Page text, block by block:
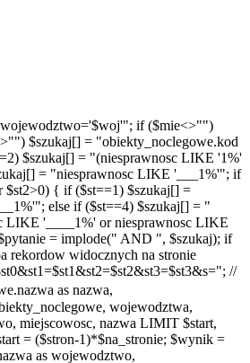
if ($mie<>"")
$szukaj[] = "obiekty_noclegowe.kod
$szukaj[] = "(niesprawnosc LIKE '1%'
= "niesprawnosc LIKE '___1%'"; if
{ if ($st==1) $szukaj[] =
else if ($st==4) $szukaj[] = "
LIKE '____1%' or niesprawnosc LIKE
= implode(" AND ", $szukaj); if
rekordow widocznych na stronie
//
as nazwa,
wojewodztwa,
miejscowosc, nazwa LIMIT $start,
= ($stron-1)*$na_stronie; $wynik =
as wojewodztwo,